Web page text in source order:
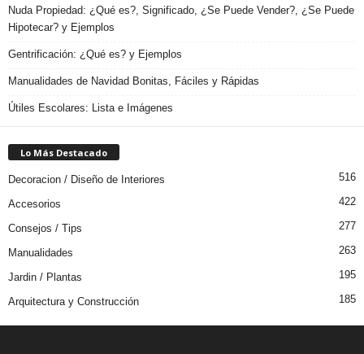
Nuda Propiedad: ¿Qué es?, Significado, ¿Se Puede Vender?, ¿Se Puede
Hipotecar? y Ejemplos
Gentrificación: ¿Qué es? y Ejemplos
Manualidades de Navidad Bonitas, Fáciles y Rápidas
Útiles Escolares: Lista e Imágenes
Lo Más Destacado
Decoracion / Diseño de Interiores 516
Accesorios 422
Consejos / Tips 277
Manualidades 263
Jardin / Plantas 195
Arquitectura y Construcción 185